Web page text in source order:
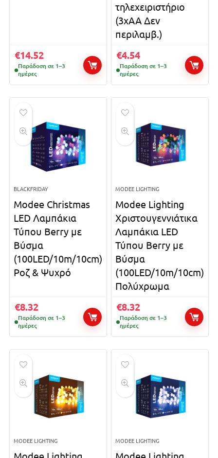
€14.52
Παράδοση σε 1–3
ημέρες
τηλεχειριστήριο
(3xAA Δεν
περιλαμβ.)
€4.54
Παράδοση σε 1–3
ημέρες
BLACKFRIDAY
Modee Christmas
LED Λαμπάκια
Τύπου Berry με
Βύσμα
(100LED/10m/10cm)
Ροζ & Ψυχρό
€8.32
Παράδοση σε 1–3
ημέρες
MODEE LIGHTING
Modee Lighting
Χριστουγεννιάτικα
Λαμπάκια LED
Τύπου Berry με
Βύσμα
(100LED/10m/10cm)
Πολύχρωμα
€8.32
Παράδοση σε 1–3
ημέρες
MODEE LIGHTING MODEE LIGHTING